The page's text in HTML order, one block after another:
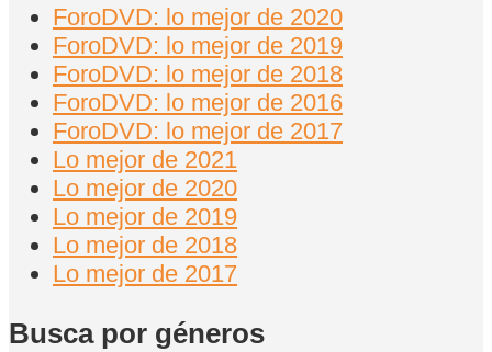
ForoDVD: lo mejor de 2020
ForoDVD: lo mejor de 2019
ForoDVD: lo mejor de 2018
ForoDVD: lo mejor de 2016
ForoDVD: lo mejor de 2017
Lo mejor de 2021
Lo mejor de 2020
Lo mejor de 2019
Lo mejor de 2018
Lo mejor de 2017
Busca por géneros